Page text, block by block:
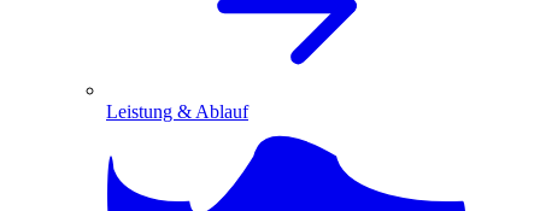
Leistung & Ablauf